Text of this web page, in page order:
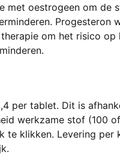
met oestrogeen om de
Progesteron
om het risico op
per tablet. Dit is
werkzame stof (100
te klikken. Levering per